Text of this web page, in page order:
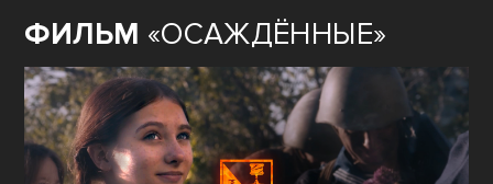
ФИЛЬМ «ОСАЖДЁННЫЕ»